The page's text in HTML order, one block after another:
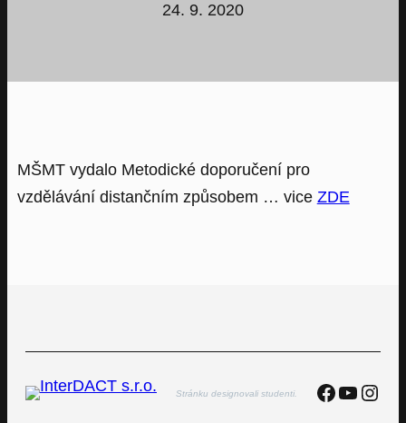
24. 9. 2020
MŠMT vydalo Metodické doporučení pro
vzdělávání distančním způsobem … vice ZDE
Stránku designovali studenti.